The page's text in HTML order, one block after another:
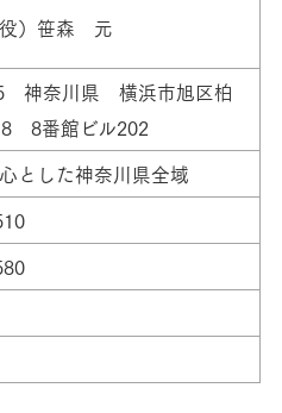
役）笹森 元
神奈川県 横浜市旭区柏
8番館ビル202
とした神奈川県全域